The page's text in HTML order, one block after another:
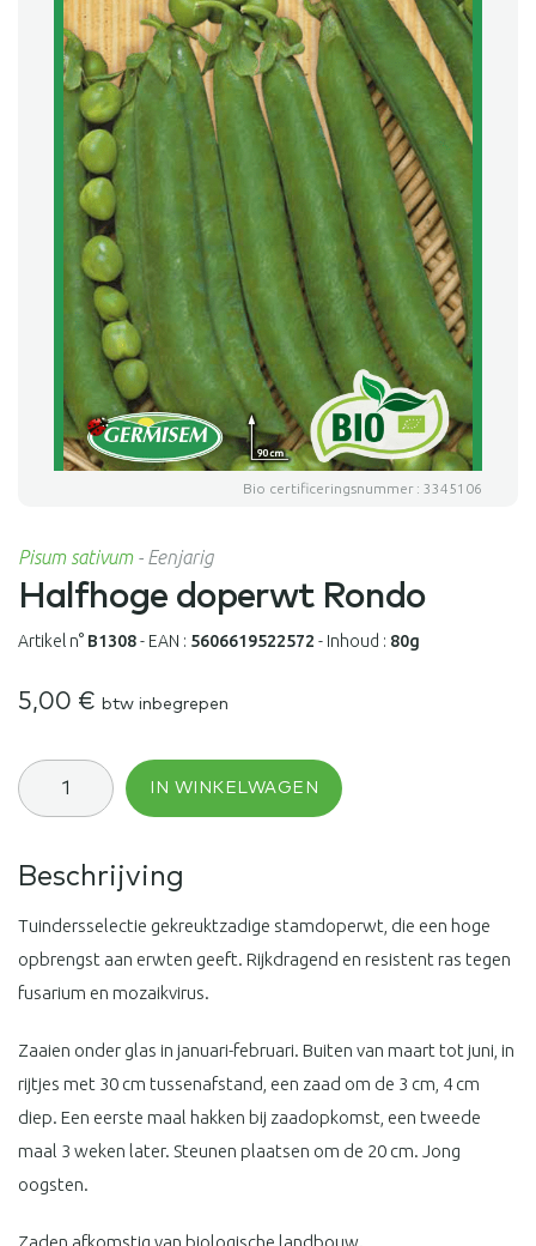
Bio certificeringsnummer : 3345106
Pisum sativum- Eenjarig
Halfhoge doperwt Rondo
Artikel n° B1308- EAN : 5606619522572 - Inhoud : 80g
5,00 € btw inbegrepen
Halfhoge
doperwt
Rondo
IN WINKELWAGEN
Beschrijving
Tuindersselectie gekreuktzadige stamdoperwt, die een hoge
opbrengst aan erwten geeft. Rijkdragend en resistent ras tegen
fusarium en mozaikvirus.
Zaaien onder glas in januari-februari. Buiten van maart tot juni, in
rijtjes met 30 cm tussenafstand, een zaad om de 3 cm, 4 cm
diep. Een eerste maal hakken bij zaadopkomst, een tweede
maal 3 weken later. Steunen plaatsen om de 20 cm. Jong
oogsten.
Zaden afkomstig van biologische landbouw.